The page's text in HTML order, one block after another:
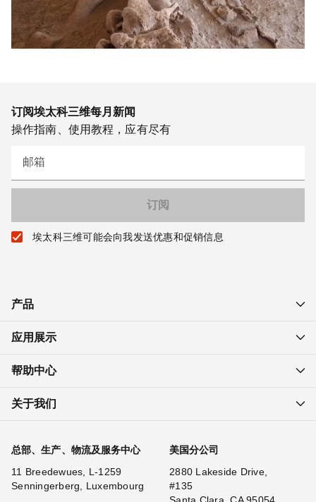
订阅埃太科三维每月新闻
操作指南、使用教程，应有尽有
邮箱
埃太科三维可能会向我发送优惠和促销信息
产品
应用展示
帮助中心
关于我们
总部、生产、物流及服务中心
11 Breedewues, L-1259
Senningerberg, Luxembourg
美国分公司
2880 Lakeside Drive,
#135
Santa Clara, CA 95054